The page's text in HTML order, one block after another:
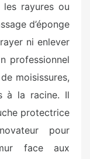
rayures ou
d’éponge
ni enlever
professionnel
moisissures,
à la racine. Il
protectrice
pour
face aux